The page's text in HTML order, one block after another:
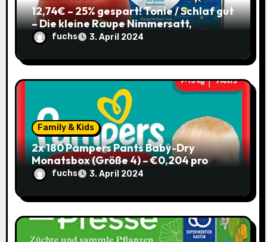
o12,74€ – 25% gespart! Tonie / Schlaf gut
– Die kleine Raupe Nimmersatt,
Hörbuch für Kinder ab 3 / mit Coupon
fuchs 3. April 2024
Family & Kids
2x 180 Pampers Pants Baby-Dry
Monatsbox (Größe 4) – €0,204 pro
Pants (Sparabo) – Spare €38,39
fuchs 3. April 2024